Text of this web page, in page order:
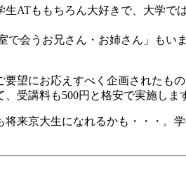
ATももちろん大好きで、大学
会うお兄さん・お姉さん」もい
望にお応えすべく企画されたも
受講料も500円と格安で実施しま
来京大生になれるかも・・・。